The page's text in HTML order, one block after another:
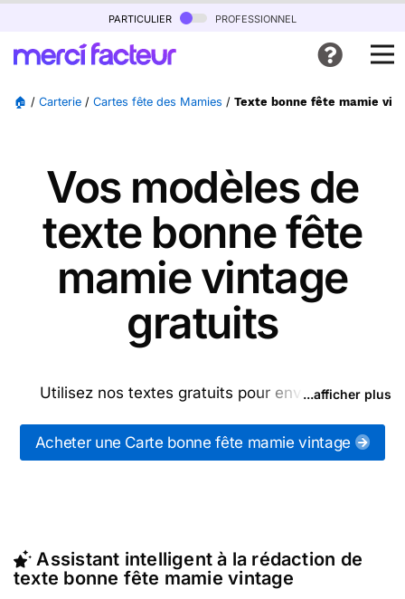
particulier professionnel
🏠 / Carterie / Cartes fête des Mamies / Texte bonne fête mamie
Vos modèles de
texte bonne fête
mamie vintage
gratuits
Utilisez nos textes gratuits pour envoyer des
messages de la catégorie " Cartes fête des
Mamies") ou partagez ces modèles de textes sur
texte personnalisé par La Poste avec Merci Facteur
(c'est rapide et pas cher). Merci Facteur vous
propose 11 modèles imprimés de bonne fête mamie
...afficher plus
Acheter une Carte bonne fête mamie vintage
Assistant intelligent à la rédaction de
texte bonne fête mamie vintage